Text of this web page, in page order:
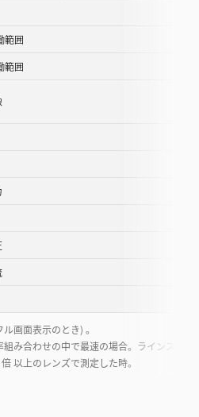
範囲
範囲
画面表示のとき) 。
み合わせの中で最速の場合。ラインスキ
以上のレンズで測定した時。